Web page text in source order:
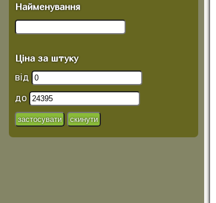
Найменування
Ціна за штуку
від
до